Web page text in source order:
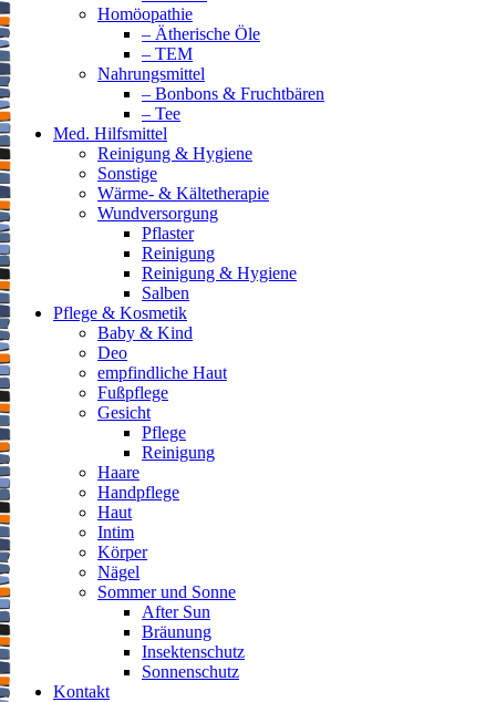
Homöopathie
– Ätherische Öle
– TEM
Nahrungsmittel
– Bonbons & Fruchtbären
– Tee
Med. Hilfsmittel
Reinigung & Hygiene
Sonstige
Wärme- & Kältetherapie
Wundversorgung
Pflaster
Reinigung
Reinigung & Hygiene
Salben
Pflege & Kosmetik
Baby & Kind
Deo
empfindliche Haut
Fußpflege
Gesicht
Pflege
Reinigung
Haare
Handpflege
Haut
Intim
Körper
Nägel
Sommer und Sonne
After Sun
Bräunung
Insektenschutz
Sonnenschutz
Kontakt